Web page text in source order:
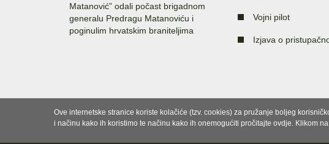
Matanović” odali počast brigadnom
generalu Predragu Matanoviću i
poginulim hrvatskim braniteljima
Vojni pilot
Izjava o
Ove internetske stranice koriste kolačiće (tzv. cookies) za pružanje boljeg
i načinu kako ih koristimo te načinu kako ih onemogućiti pročitajte ovdje. Klikom na